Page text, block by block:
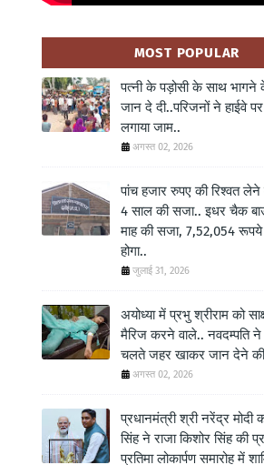
MOST POPULAR
पत्नी के पड़ोसी के साथ भागने
जान दे दी..परिजनों ने हाईवे
लगाया जाम..
अगस्त 02, 2026
पांच हजार रुपए की रिश्वत
4 साल की सजा.. इधर चैक
माह की सजा, 7,52,054 रूपये
होगा..
जुलाई 31, 2026
अयोध्या में प्रभु श्रीराम को
मैरिज करने वाले.. नवदम्पति
चलते जहर खाकर जान देने
अगस्त 02, 2026
प्रधानमंत्री श्री नरेंद्र मोदी
सिंह ने राजा किशोर सिंह की
प्रतिमा लोकार्पण समारोह में